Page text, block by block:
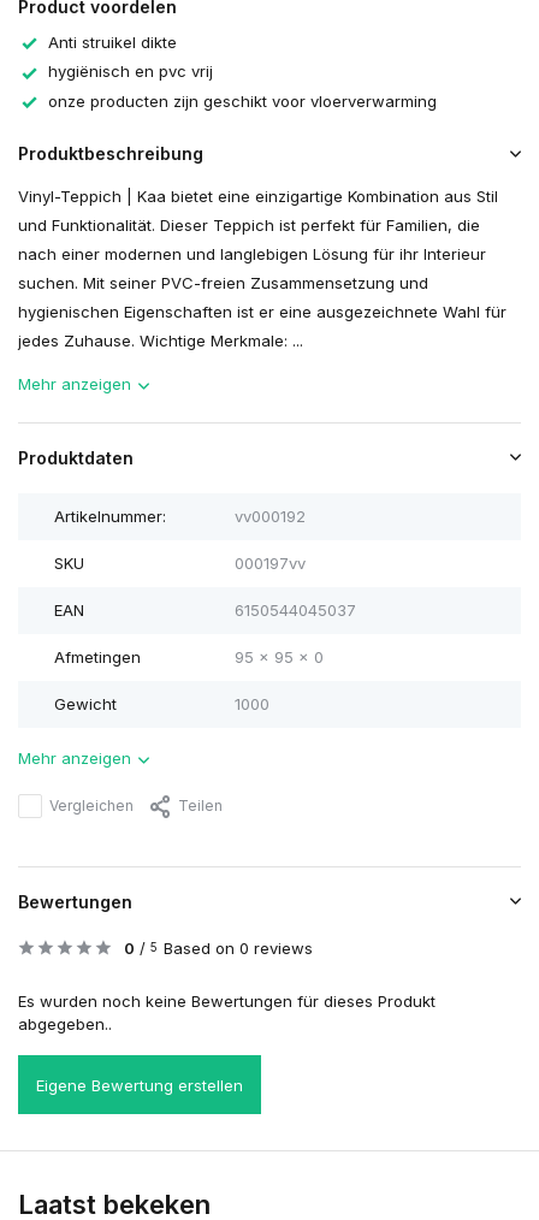
Product voordelen
Anti struikel dikte
hygiënisch en pvc vrij
onze producten zijn geschikt voor vloerverwarming
Produktbeschreibung
Vinyl-Teppich | Kaa bietet eine einzigartige Kombination aus Stil
und Funktionalität. Dieser Teppich ist perfekt für Familien, die
nach einer modernen und langlebigen Lösung für ihr Interieur
suchen. Mit seiner PVC-freien Zusammensetzung und
hygienischen Eigenschaften ist er eine ausgezeichnete Wahl für
jedes Zuhause. Wichtige Merkmale: ...
Mehr anzeigen
Produktdaten
Artikelnummer: vv000192
SKU 000197vv
EAN 6150544045037
Afmetingen 95 x 95 x 0
Gewicht 1000
Mehr anzeigen
Vergleichen Teilen
Bewertungen
0 / 5 Based on 0 reviews
Es wurden noch keine Bewertungen für dieses Produkt
abgegeben..
Eigene Bewertung erstellen
Laatst bekeken